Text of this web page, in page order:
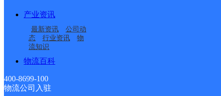
产业资讯
最新资讯
公司动
态
行业资讯
物
流知识
物流百科
400-8699-100
物流公司入驻
嵩明杨林镇
云南嵩明公司
小街邮政支局
云大滇池学院邮政所
白邑邮政所